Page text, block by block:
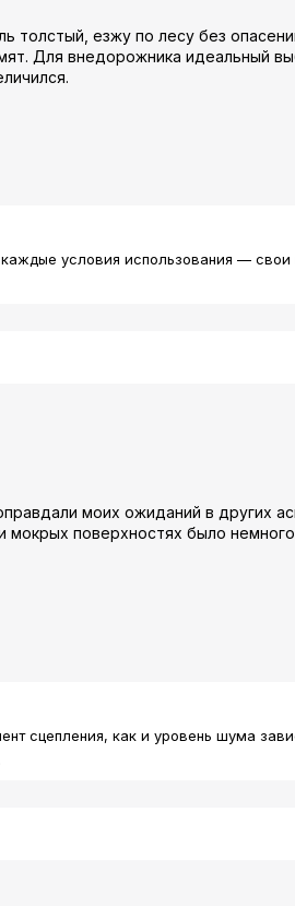
толстый, езжу по лесу без
Для внедорожника идеальный
условия использования —
моих ожиданий в других
мокрых поверхностях было
сцепления, как и уровень шума